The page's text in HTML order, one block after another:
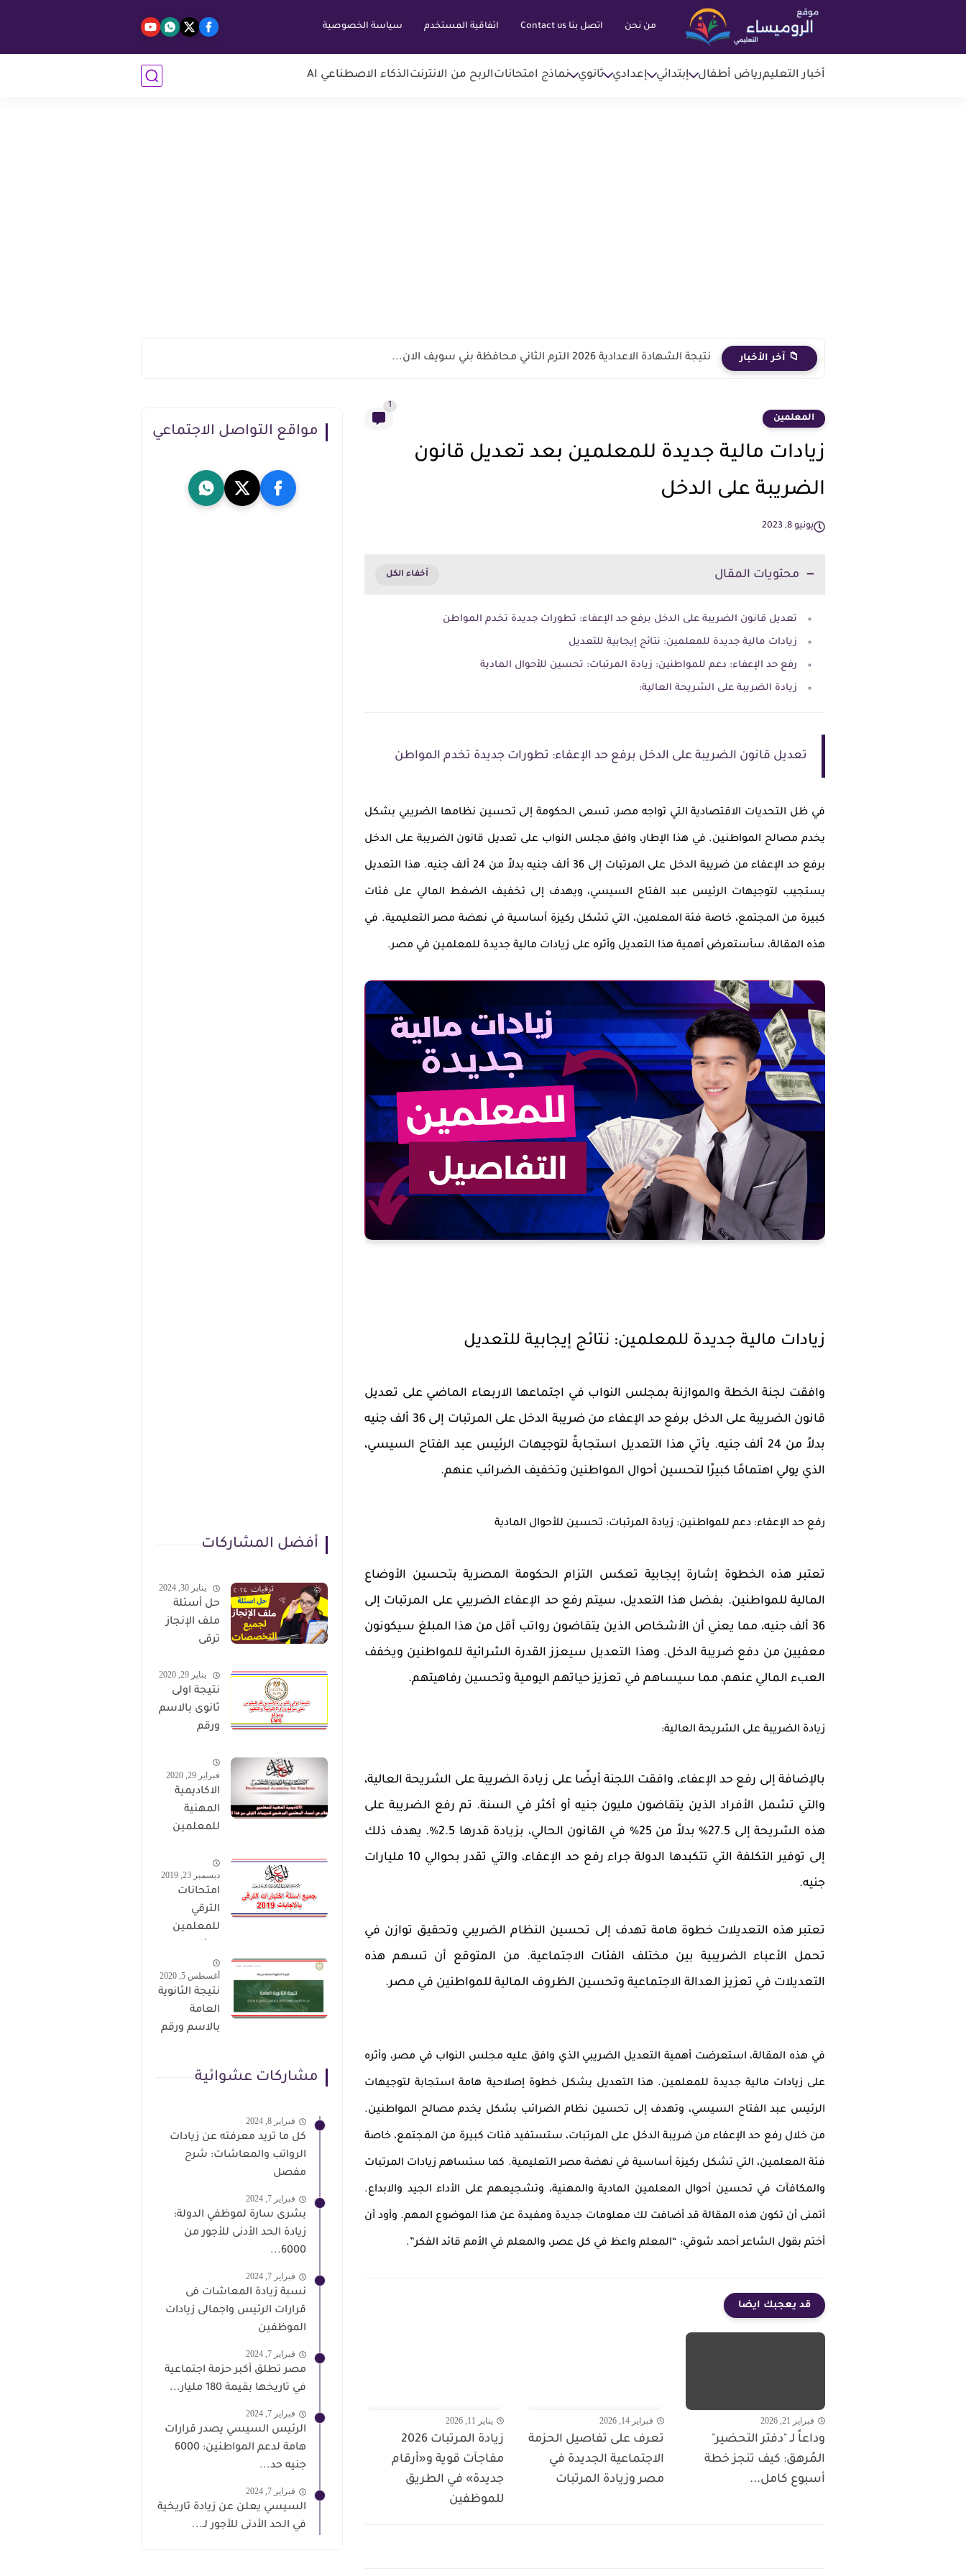
من نحن اتصل بنا Contact us اتفاقية المستخدم سياسة الخصوصية
أخبار التعليمرياض أطفال إبتدائي إعدادي ثانوي نماذج امتحاناتالربح من الانترنتالذكاء الاصطناعي AI
📁 آخر الأخبار نتيجة الشهادة الاعدادية 2026 الترم الثاني محافظة بني سويف الان...
المعلمين
1
زيادات مالية جديدة للمعلمين بعد تعديل قانون
الضريبة على الدخل
يونيو 8, 2023
محتويات المقال
تعديل قانون الضريبة على الدخل برفع حد الإعفاء: تطورات جديدة تخدم المواطن
زيادات مالية جديدة للمعلمين: نتائج إيجابية للتعديل
رفع حد الإعفاء: دعم للمواطنين: زيادة المرتبات: تحسين للأحوال المادية
زيادة الضريبة على الشريحة العالية:
تعديل قانون الضريبة على الدخل برفع حد الإعفاء: تطورات جديدة تخدم المواطن
في ظل التحديات الاقتصادية التي تواجه مصر، تسعى الحكومة إلى تحسين نظامها الضريبي بشكل
يخدم مصالح المواطنين. في هذا الإطار، وافق مجلس النواب على تعديل قانون الضريبة على الدخل
برفع حد الإعفاء من ضريبة الدخل على المرتبات إلى 36 ألف جنيه بدلاً من 24 ألف جنيه. هذا التعديل
يستجيب لتوجيهات الرئيس عبد الفتاح السيسي، ويهدف إلى تخفيف الضغط المالي على فئات
كبيرة من المجتمع، خاصة فئة المعلمين، التي تشكل ركيزة أساسية في نهضة مصر التعليمية. في
هذه المقالة، سأستعرض أهمية هذا التعديل وأثره على زيادات مالية جديدة للمعلمين في مصر.
زيادات مالية جديدة للمعلمين: نتائج إيجابية للتعديل
وافقت لجنة الخطة والموازنة بمجلس النواب في اجتماعها الاربعاء الماضي على تعديل
قانون الضريبة على الدخل برفع حد الإعفاء من ضريبة الدخل على المرتبات إلى 36 ألف جنيه
بدلاً من 24 ألف جنيه. يأتي هذا التعديل استجابةً لتوجيهات الرئيس عبد الفتاح السيسي،
الذي يولي اهتمامًا كبيرًا لتحسين أحوال المواطنين وتخفيف الضرائب عنهم.
رفع حد الإعفاء: دعم للمواطنين: زيادة المرتبات: تحسين للأحوال المادية
تعتبر هذه الخطوة إشارة إيجابية تعكس التزام الحكومة المصرية بتحسين الأوضاع
المالية للمواطنين. بفضل هذا التعديل، سيتم رفع حد الإعفاء الضريبي على المرتبات إلى
36 ألف جنيه، مما يعني أن الأشخاص الذين يتقاضون رواتب أقل من هذا المبلغ سيكونون
معفيين من دفع ضريبة الدخل. وهذا التعديل سيعزز القدرة الشرائية للمواطنين ويخفف
العبء المالي عنهم، مما سيساهم في تعزيز حياتهم اليومية وتحسين رفاهيتهم.
زيادة الضريبة على الشريحة العالية:
بالإضافة إلى رفع حد الإعفاء، وافقت اللجنة أيضًا على زيادة الضريبة على الشريحة العالية،
والتي تشمل الأفراد الذين يتقاضون مليون جنيه أو أكثر في السنة. تم رفع الضريبة على
هذه الشريحة إلى 27.5% بدلاً من 25% في القانون الحالي، بزيادة قدرها 2.5%. يهدف ذلك
إلى توفير التكلفة التي تتكبدها الدولة جراء رفع حد الإعفاء، والتي تقدر بحوالي 10 مليارات
جنيه.
تعتبر هذه التعديلات خطوة هامة تهدف إلى تحسين النظام الضريبي وتحقيق توازن في
تحمل الأعباء الضريبية بين مختلف الفئات الاجتماعية. من المتوقع أن تسهم هذه
التعديلات في تعزيز العدالة الاجتماعية وتحسين الظروف المالية للمواطنين في مصر.
في هذه المقالة، استعرضت أهمية التعديل الضريبي الذي وافق عليه مجلس النواب في مصر، وأثره
على زيادات مالية جديدة للمعلمين. هذا التعديل يشكل خطوة إصلاحية هامة استجابة لتوجيهات
الرئيس عبد الفتاح السيسي، وتهدف إلى تحسين نظام الضرائب بشكل يخدم مصالح المواطنين.
من خلال رفع حد الإعفاء من ضريبة الدخل على المرتبات، ستستفيد فئات كبيرة من المجتمع، خاصة
فئة المعلمين، التي تشكل ركيزة أساسية في نهضة مصر التعليمية. كما ستساهم زيادات المرتبات
والمكافآت في تحسين أحوال المعلمين المادية والمهنية، وتشجيعهم على الأداء الجيد والابداع.
أتمنى أن تكون هذه المقالة قد أضافت لك معلومات جديدة ومفيدة عن هذا الموضوع المهم. وأود أن
أختم بقول الشاعر أحمد شوقي: “المعلم واعظ في كل عصر، والمعلم في الأمم قائد الفكر”.
قد يعجبك ايضا
فبراير 21, 2026
وداعاً لـ "دفتر التحضير"
المُرهق: كيف تنجز خطة
أسبوع كامل...
فبراير 14, 2026
تعرف على تفاصيل الحزمة
الاجتماعية الجديدة في
مصر وزيادة المرتبات
يناير 11, 2026
زيادة المرتبات 2026
مفاجآت قوية و«أرقام
جديدة» في الطريق
للموظفين
مواقع التواصل الاجتماعي
أفضل المشاركات
يناير 30, 2024
حل أسئلة
ملف الإنجاز
ترقى
2024 صالح
لجميع
التخصصات
يناير 29, 2020
نتيجة اولى
ثانوى بالاسم
ورقم
موقع وزارة
التربية
والتعليم
وموقع LMS
فبراير 29, 2020
الاكاديمية
المهنية
للمعلمين
عن اسماء
المعلمين
لتدريبات
ديسمبر 23, 2019
امتحانات
الترقي
للمعلمين
حمل من هنا
أغسطس 5, 2020
نتيجة الثانوية
العامة
بالاسم ورقم
مشاركات عشوائية
فبراير 8, 2024
كل ما تريد معرفته عن زيادات
الرواتب والمعاشات: شرح
مفصل
فبراير 7, 2024
بشرى سارة لموظفي الدولة:
زيادة الحد الأدنى للأجور من
6000...
فبراير 7, 2024
نسبة زيادة المعاشات فى
قرارات الرئيس واجمالى زيادات
الموظفين
فبراير 7, 2024
مصر تطلق أكبر حزمة اجتماعية
في تاريخها بقيمة 180 مليار...
فبراير 7, 2024
الرئيس السيسي يصدر قرارات
هامة لدعم المواطنين: 6000
جنيه حد...
فبراير 7, 2024
السيسي يعلن عن زيادة تاريخية
في الحد الأدنى للأجور لـ...